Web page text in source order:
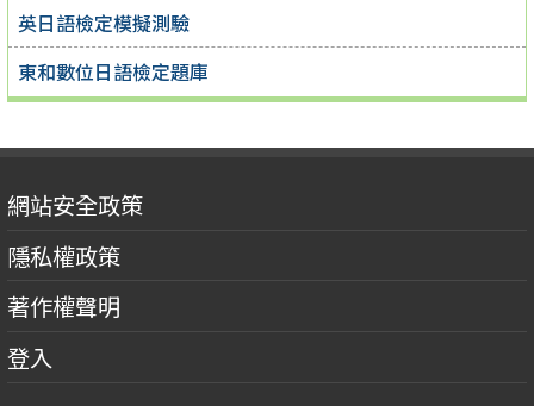
英日語檢定模擬測驗
東和數位日語檢定題庫
網站安全政策
隱私權政策
著作權聲明
登入